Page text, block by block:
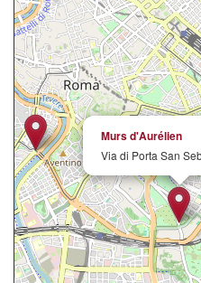
Murs d'Aurélien
Via di Porta San